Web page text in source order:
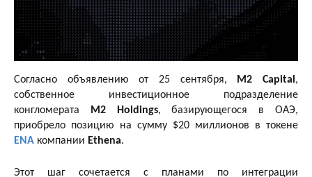
Согласно объявлению от 25 сентября, M2 Capital ,
собственное инвестиционное подразделение
конгломерата
M2 Holdings, базирующегося в ОАЭ,
приобрело позицию на сумму $20 миллионов в токене
ENA компании Ethena.
Этот шаг сочетается с планами по интеграции